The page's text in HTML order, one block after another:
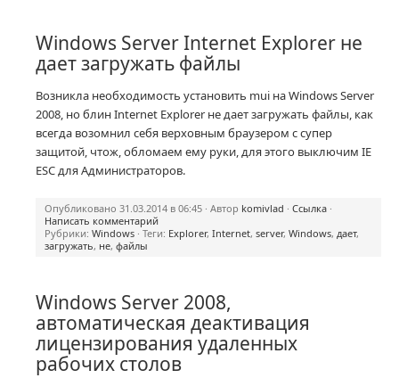
Windows Server Internet Explorer не
дает загружать файлы
Возникла необходимость установить mui на Windows Server
2008, но блин Internet Explorer не дает загружать файлы, как
всегда возомнил себя верховным браузером с супер
защитой, чтож, обломаем ему руки, для этого выключим IE
ESC для Администраторов.
Опубликовано 31.03.2014 в 06:45 · Автор komivlad · Ссылка ·
Написать комментарий
Рубрики: Windows · Теги: Explorer, Internet, server, Windows, дает,
загружать, не, файлы
Windows Server 2008,
автоматическая деактивация
лицензирования удаленных
рабочих столов